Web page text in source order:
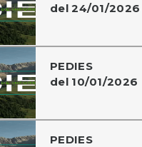
del 24/01/2026
PEDIES
del 10/01/2026
PEDIES